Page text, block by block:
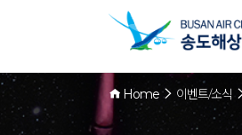
Home 이벤트/소식